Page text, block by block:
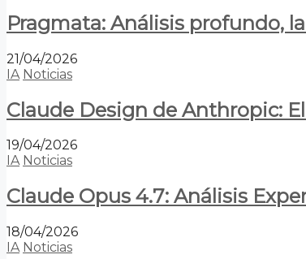
Pragmata: Análisis profundo,
21/04/2026
IA Noticias
Claude Design de Anthropic:
19/04/2026
IA Noticias
Claude Opus 4.7: Análisis
18/04/2026
IA Noticias